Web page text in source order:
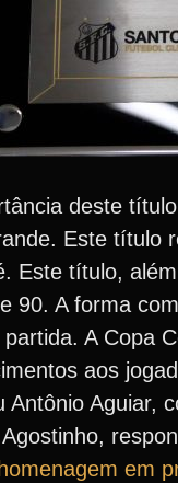
deste
Este título
Este título,
90. A forma
partida. A Copa
aos
Antônio Aguiar,
em